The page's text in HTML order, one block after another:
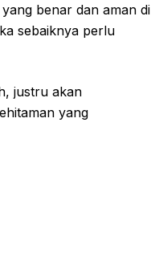
benar dan aman di
sebaiknya perlu
justru akan
yang